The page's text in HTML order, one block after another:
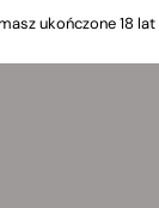
ukończone 18 lat